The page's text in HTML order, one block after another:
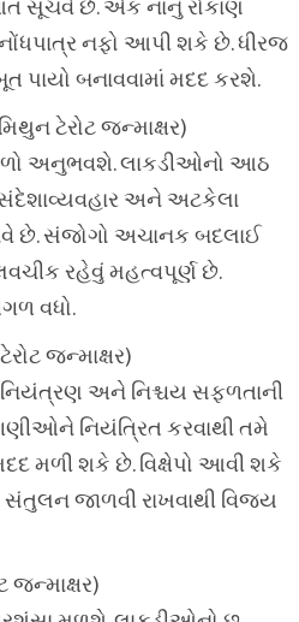
સૂચવે છે. એક નાનું રોકાણ
નફો આપી શકે છે. ધીરજ
બનાવવામાં મદદ કરશે.
ટેરોટ જન્માક્ષર)
અનુભવશે. લાકડીઓનો આઠ
સંદેશાવ્યવહાર અને અટકેલા
છે. સંજોગો અચાનક બદલાઈ
રહેવું મહત્વપૂર્ણ છે.
વધો.
જન્માક્ષર)
અને નિશ્ચય સફળતાની
નિયંત્રિત કરવાથી તમે
મળી શકે છે. વિક્ષેપો આવી શકે
જાળવી રાખવાથી વિજય
જન્માક્ષર)